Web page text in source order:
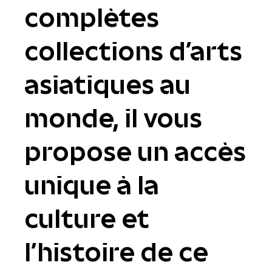
complètes
collections d'arts
asiatiques au
monde, il vous
propose un accès
unique à la
culture et
l’histoire de ce